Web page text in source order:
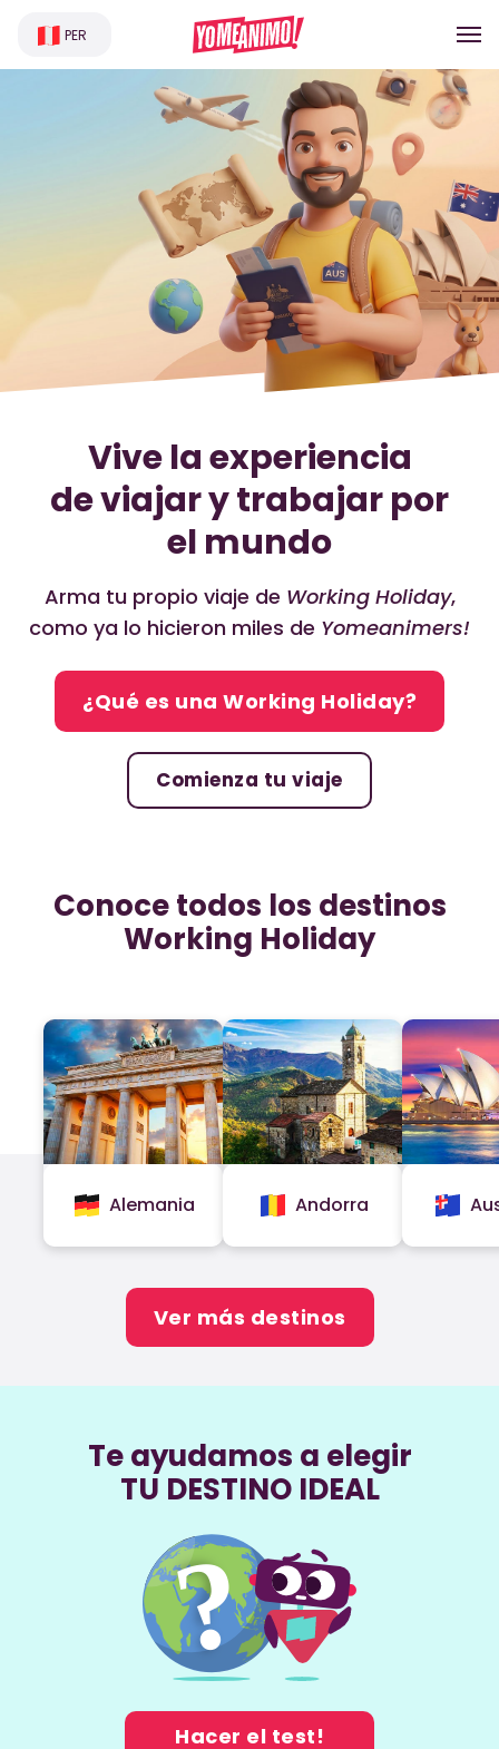
PER
Vive la experiencia
de viajar y trabajar por
el mundo
Arma tu propio viaje de Working Holiday,
como ya lo hicieron miles de Yomeanimers!
¿Qué es una Working Holiday?
Comienza tu viaje
Conoce todos los destinos
Working Holiday
Alemania Andorra
Ver más destinos
Te ayudamos a elegir
TU DESTINO IDEAL
Hacer el test!